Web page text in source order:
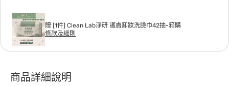
贈 [1件] Clean Lab淨研 護膚卸妝洗臉巾42抽-箱購
條款及細則
商品詳細說明